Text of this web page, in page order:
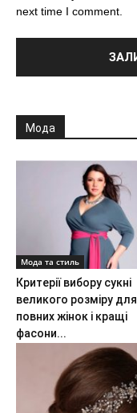
next time I comment.
Мода
Мода та стиль
Критерії вибору сукні
великого розміру для
повних жінок і кращі
фасони...